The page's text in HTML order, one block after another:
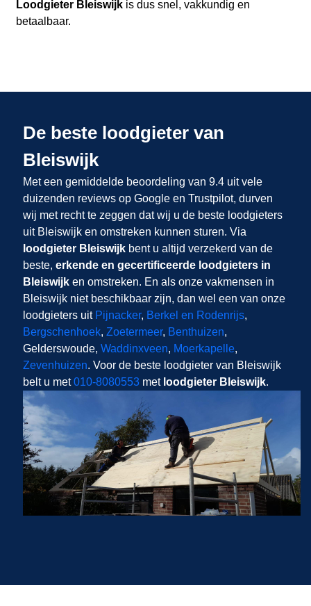
Loodgieter Bleiswijkis dus snel, vakkundig en
betaalbaar.
De beste loodgieter van
Bleiswijk
Met een gemiddelde beoordeling van 9.4 uit vele
duizenden reviews op Google en Trustpilot, durven
wij met recht te zeggen dat wij u de beste loodgieters
uit Bleiswijk en omstreken kunnen sturen. Via
loodgieter Bleiswijkbent u altijd verzekerd van de
beste, erkende en gecertificeerde loodgieters in
Bleiswijken omstreken. En als onze vakmensen in
Bleiswijk niet beschikbaar zijn, dan wel een van onze
loodgieters uit Pijnacker, Berkel en Rodenrijs,
Bergschenhoek, Zoetermeer, Benthuizen,
Gelderswoude, Waddinxveen, Moerkapelle,
Zevenhuizen. Voor de beste loodgieter van Bleiswijk
belt u met010-8080553met loodgieter Bleiswijk.